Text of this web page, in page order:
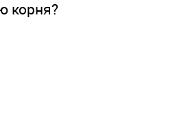
корня?